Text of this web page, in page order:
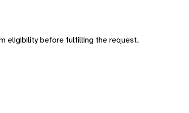
eligibility before fulfilling the request.